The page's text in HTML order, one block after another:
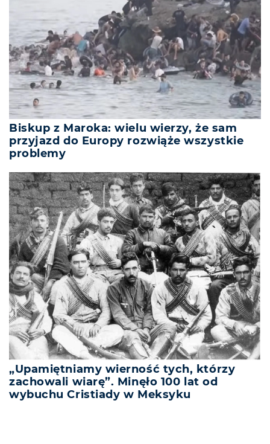
Biskup z Maroka: wielu wierzy, że sam
przyjazd do Europy rozwiąże wszystkie
problemy
„Upamiętniamy wierność tych, którzy
zachowali wiarę”. Minęło 100 lat od
wybuchu Cristiady w Meksyku